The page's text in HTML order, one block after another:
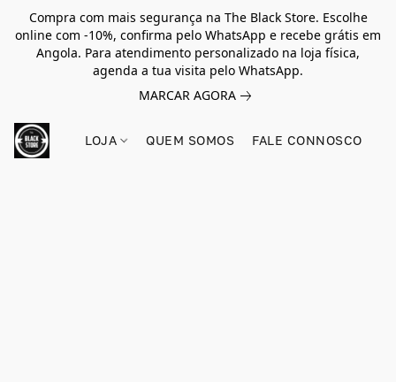
Compra com mais segurança na The Black Store. Escolhe
online com -10%, confirma pelo WhatsApp e recebe grátis em
Angola. Para atendimento personalizado na loja física,
agenda a tua visita pelo WhatsApp.
MARCAR AGORA
LOJA QUEM SOMOS FALE CONNOSCO